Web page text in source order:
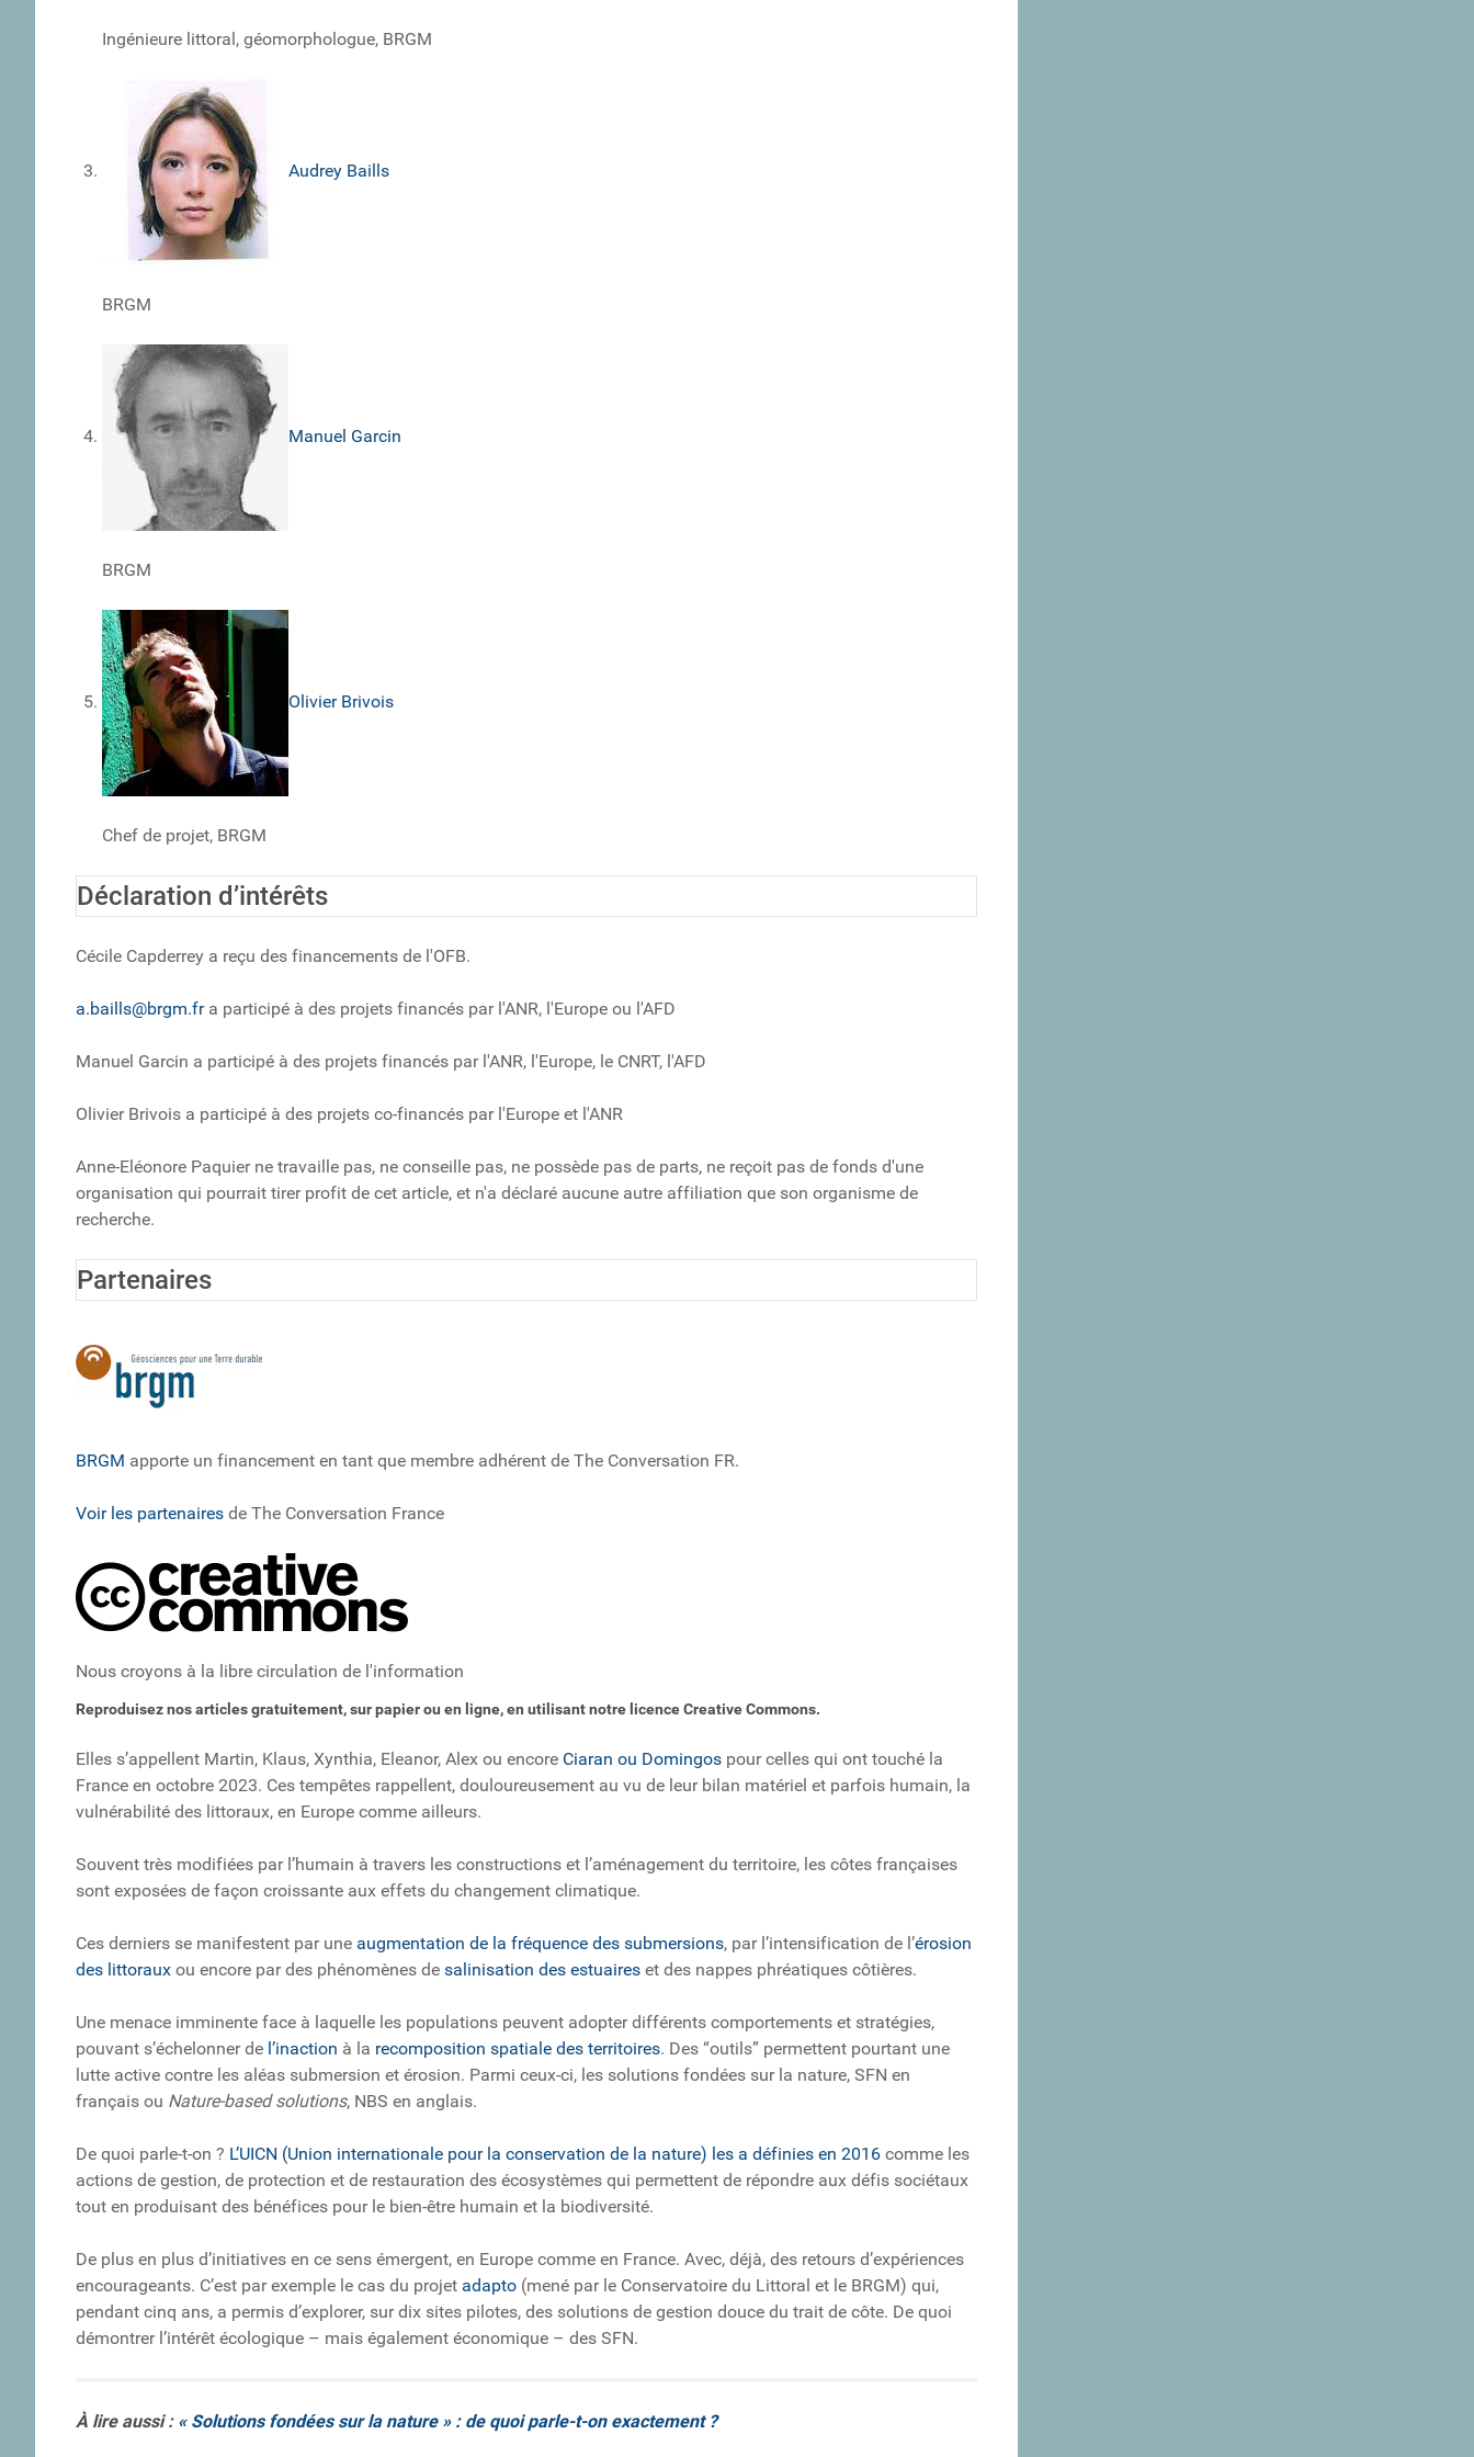
Ingénieure littoral, géomorphologue, BRGM
Audrey Baills
BRGM
Manuel Garcin
BRGM
Olivier Brivois
Chef de projet, BRGM
Déclaration d’intérêts
Cécile Capderrey a reçu des financements de l'OFB.
a.baills@brgm.fra participé à des projets financés par l'ANR, l'Europe ou l'AFD
Manuel Garcin a participé à des projets financés par l'ANR, l'Europe, le CNRT, l'AFD
Olivier Brivois a participé à des projets co-financés par l'Europe et l'ANR
Anne-Eléonore Paquier ne travaille pas, ne conseille pas, ne possède pas de parts, ne reçoit pas de fonds d'une
organisation qui pourrait tirer profit de cet article, et n'a déclaré aucune autre affiliation que son organisme de
recherche.
Partenaires
BRGM apporte un financement en tant que membre adhérent de The Conversation FR.
Voir les partenaires de The Conversation France
Nous croyons à la libre circulation de l'information
Reproduisez nos articles gratuitement, sur papier ou en ligne, en utilisant notre licence Creative Commons.
Elles s’appellent Martin, Klaus, Xynthia, Eleanor, Alex ou encore Ciaran ou Domingos pour celles qui ont touché la
France en octobre 2023. Ces tempêtes rappellent, douloureusement au vu de leur bilan matériel et parfois humain, la
vulnérabilité des littoraux, en Europe comme ailleurs.
Souvent très modifiées par l’humain à travers les constructions et l’aménagement du territoire, les côtes françaises
sont exposées de façon croissante aux effets du changement climatique.
Ces derniers se manifestent par une augmentation de la fréquence des submersions, par l’intensification de l’érosion
des littoraux ou encore par des phénomènes de salinisation des estuaires et des nappes phréatiques côtières.
Une menace imminente face à laquelle les populations peuvent adopter différents comportements et stratégies,
pouvant s’échelonner de l’inaction à la recomposition spatiale des territoires. Des “outils” permettent pourtant une
lutte active contre les aléas submersion et érosion. Parmi ceux-ci, les solutions fondées sur la nature, SFN en
français ou Nature-based solutions, NBS en anglais.
De quoi parle-t-on ? L’UICN (Union internationale pour la conservation de la nature) les a définies en 2016 comme les
actions de gestion, de protection et de restauration des écosystèmes qui permettent de répondre aux défis sociétaux
tout en produisant des bénéfices pour le bien-être humain et la biodiversité.
De plus en plus d’initiatives en ce sens émergent, en Europe comme en France. Avec, déjà, des retours d’expériences
encourageants. C’est par exemple le cas du projet adapto (mené par le Conservatoire du Littoral et le BRGM) qui,
pendant cinq ans, a permis d’explorer, sur dix sites pilotes, des solutions de gestion douce du trait de côte. De quoi
démontrer l’intérêt écologique – mais également économique – des SFN.
À lire aussi : « Solutions fondées sur la nature » : de quoi parle-t-on exactement ?